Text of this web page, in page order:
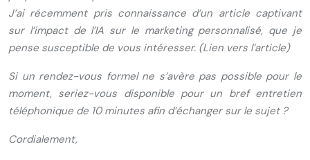
J’ai récemment pris connaissance d’un article captivant
sur l’impact de l’IA sur le marketing personnalisé, que je
pense susceptible de vous intéresser. (Lien vers l’article)
Si un rendez-vous formel ne s’avère pas possible pour le
moment, seriez-vous disponible pour un bref entretien
téléphonique de 10 minutes afin d’échanger sur le sujet ?
Cordialement,